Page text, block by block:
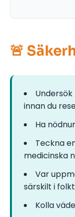
🚨
innan du
Ha
Teckna
medicinska
Var
särskilt i
Kolla